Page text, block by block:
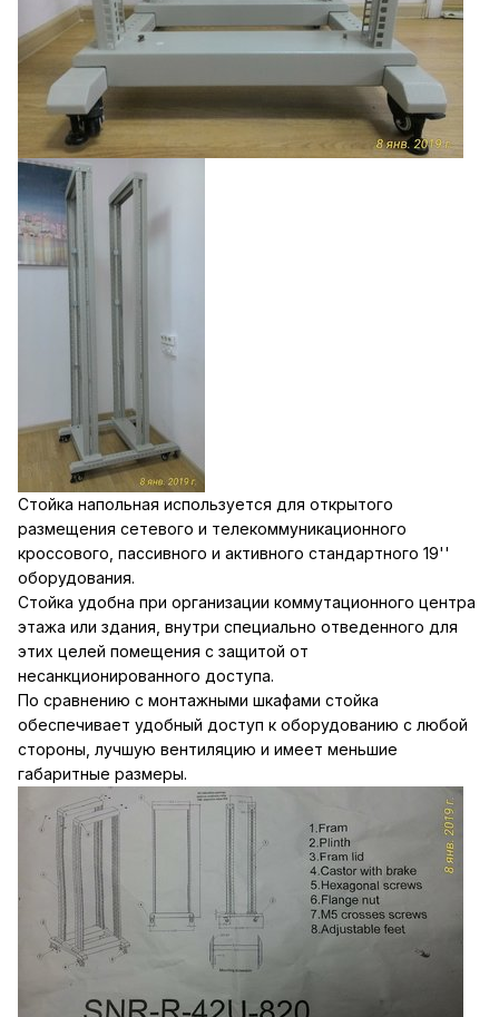
Стойка напольная используется для открытого
размещения сетевого и телекоммуникационного
кроссового, пассивного и активного стандартного 19''
оборудования.
Стойка удобна при организации коммутационного центра
этажа или здания, внутри специально отведенного для
этих целей помещения с защитой от
несанкционированного доступа.
По сравнению с монтажными шкафами стойка
обеспечивает удобный доступ к оборудованию с любой
стороны, лучшую вентиляцию и имеет меньшие
габаритные размеры.